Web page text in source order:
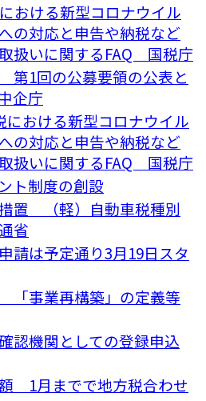
おける新型コロナウイル
の対応と申告や納税など
扱いに関するFAQ 国税庁
1回の公募要領の公表と
企庁
おける新型コロナウイル
の対応と申告や納税など
扱いに関するFAQ 国税庁
ト制度の創設
置 （軽）自動車税種別
省
は予定通り3月19日スタ
「事業再構築」の定義等
認機関としての登録申込
1月までで地方税合わせ